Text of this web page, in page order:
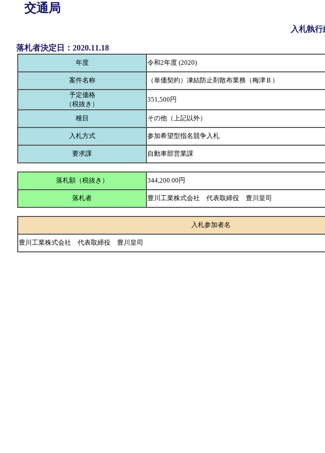
交通局
入札執
落札者決定日：2020.11.18
年度 令和2年度 (2020)
案件名称
（単価契約）凍結防止剤散布業務（梅津Ｂ）
予定価格
（税抜き）
351,500円
種目 その他（上記以外）
入札方式 参加希望型指名競争入札
要求課 自動車部営業課
落札額（税抜き） 344,200.00円
落札者 豊川工業株式会社 代表取締役 豊川皇司
入札参加者名
豊川工業株式会社 代表取締役 豊川皇司